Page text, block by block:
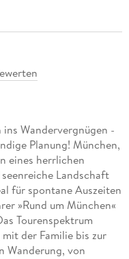
Wandervergnügen -
Planung! München,
eines herrlichen
Landschaft
für spontane Auszeiten
»Rund um München«
Tourenspektrum
der Familie bis zur
Wanderung, von